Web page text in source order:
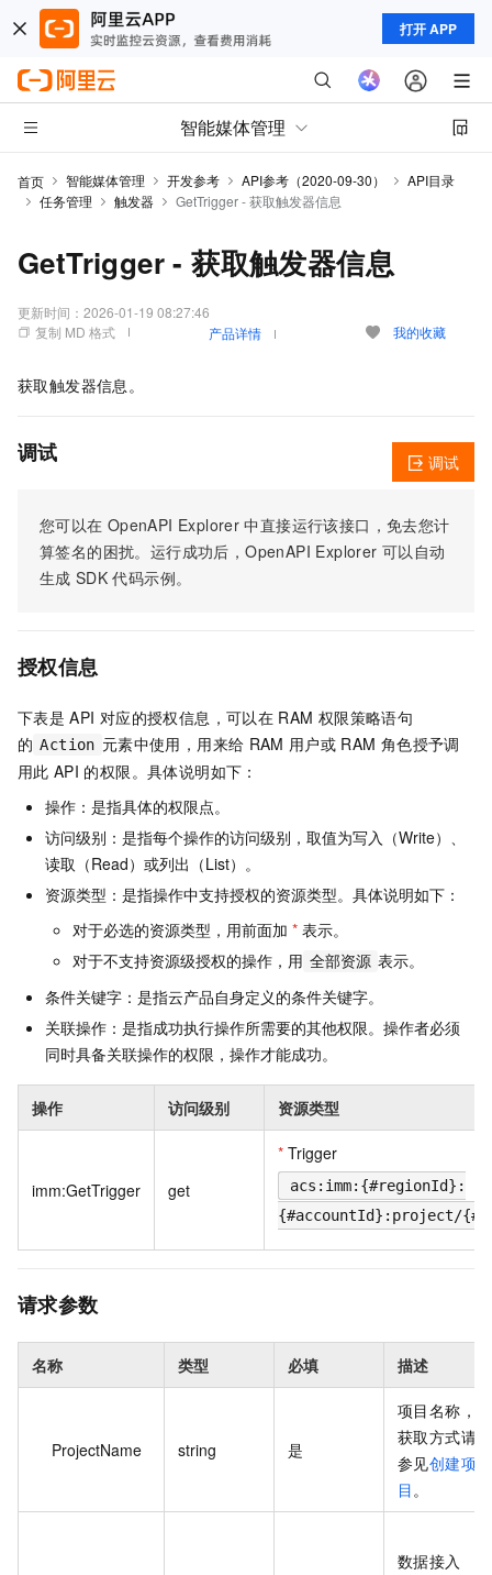
打开 APP
智能媒体管理
首页 智能媒体管理 开发参考 API参考（2020-09-30）
API目录
任务管理
触发器 GetTrigger - 获取触发器信息
GetTrigger - 获取触发器信息
更新时间： 2026-01-19 08:27:46
复制 MD 格式
产品详情 我的收藏
获取触发器信息。
调试
您可以在 OpenAPI Explorer 中直接运行该接口，免去您计
算签名的困扰。运行成功后，OpenAPI Explorer 可以自动
生成 SDK 代码示例。
调试
授权信息
下表是 API 对应的授权信息，可以在 RAM 权限策略语句
的 Action 元素中使用，用来给 RAM 用户或 RAM 角色授予调
用此 API 的权限。具体说明如下：
操作：是指具体的权限点。
访问级别：是指每个操作的访问级别，取值为写入（Write）、
读取（Read）或列出（List）。
资源类型：是指操作中支持授权的资源类型。具体说明如下：
对于必选的资源类型，用前面加 * 表示。
对于不支持资源级授权的操作，用 全部资源 表示。
条件关键字：是指云产品自身定义的条件关键字。
关联操作：是指成功执行操作所需要的其他权限。操作者必须
同时具备关联操作的权限，操作才能成功。
操作 访问级别 资源类型
imm:GetTrigger get
* Trigger
acs:imm:{#regionId}:
{#accountId}:project/
请求参数
名称 类型 必填 描述
ProjectName string 是
项目名称，
获取方式请
参见创建项
目。
数据接入